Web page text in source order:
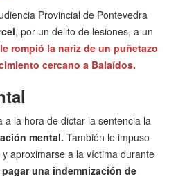
Provincial de Pontevedra
, por un delito de lesiones, a un
rompió la nariz de un puñetazo
cercano a Balaídos.
a la hora de dictar la sentencia la
mental. También le impuso
aproximarse a la víctima durante
pagar una indemnización de